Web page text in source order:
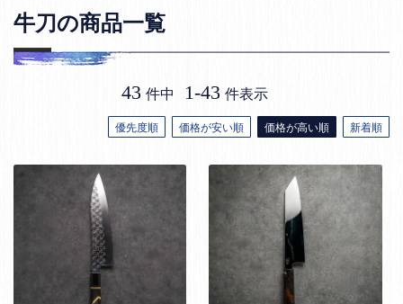
牛刀の商品一覧
優先度順 価格が安い順 価格が高い順 新着順
43 件中 1-43 件表示